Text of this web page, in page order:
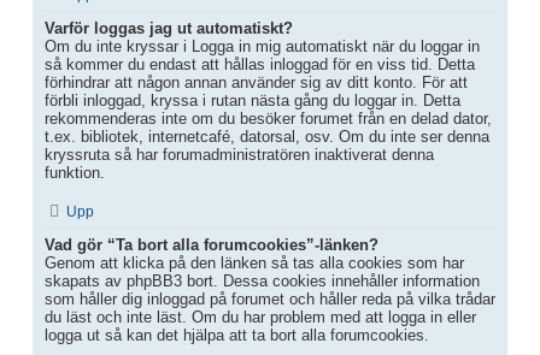
Varför loggas jag ut automatiskt?
Om du inte kryssar i Logga in mig automatiskt när du loggar in
så kommer du endast att hållas inloggad för en viss tid. Detta
förhindrar att någon annan använder sig av ditt konto. För att
förbli inloggad, kryssa i rutan nästa gång du loggar in. Detta
rekommenderas inte om du besöker forumet från en delad dator,
t.ex. bibliotek, internetcafé, datorsal, osv. Om du inte ser denna
kryssruta så har forumadministratören inaktiverat denna
funktion.
Upp
Vad gör “Ta bort alla forumcookies”-länken?
Genom att klicka på den länken så tas alla cookies som har
skapats av phpBB3 bort. Dessa cookies innehåller information
som håller dig inloggad på forumet och håller reda på vilka trådar
du läst och inte läst. Om du har problem med att logga in eller
logga ut så kan det hjälpa att ta bort alla forumcookies.